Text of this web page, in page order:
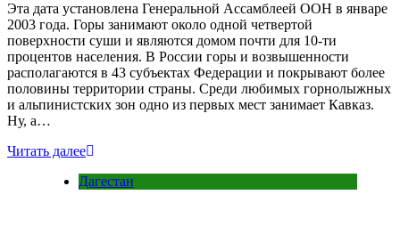
Эта дата установлена Генеральной Ассамблеей ООН в январе
2003 года. Горы занимают около одной четвертой
поверхности суши и являются домом почти для 10-ти
процентов населения. В России горы и возвышенности
располагаются в 43 субъектах Федерации и покрывают более
половины территории страны. Среди любимых горнолыжных
и альпинистских зон одно из первых мест занимает Кавказ.
Ну, а…
Читать далее
Дагестан